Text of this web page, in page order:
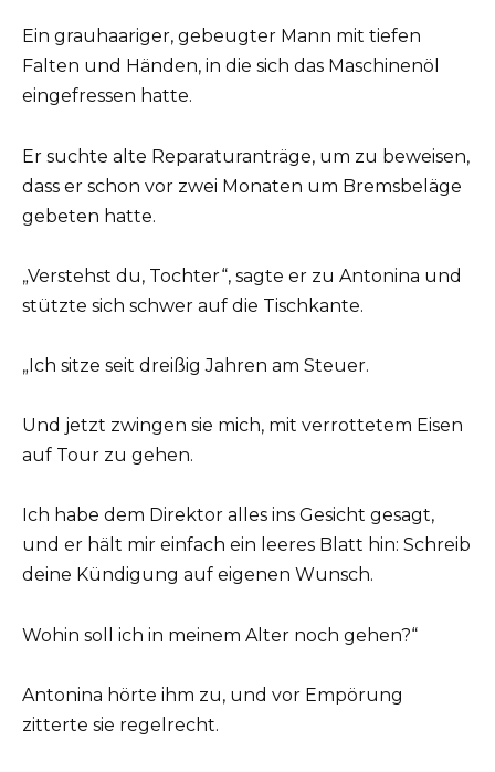
Ein grauhaariger, gebeugter Mann mit tiefen
Falten und Händen, in die sich das Maschinenöl
eingefressen hatte.
Er suchte alte Reparaturanträge, um zu beweisen,
dass er schon vor zwei Monaten um Bremsbeläge
gebeten hatte.
„Verstehst du, Tochter“, sagte er zu Antonina und
stützte sich schwer auf die Tischkante.
„Ich sitze seit dreißig Jahren am Steuer.
Und jetzt zwingen sie mich, mit verrottetem Eisen
auf Tour zu gehen.
Ich habe dem Direktor alles ins Gesicht gesagt,
und er hält mir einfach ein leeres Blatt hin: Schreib
deine Kündigung auf eigenen Wunsch.
Wohin soll ich in meinem Alter noch gehen?“
Antonina hörte ihm zu, und vor Empörung
zitterte sie regelrecht.